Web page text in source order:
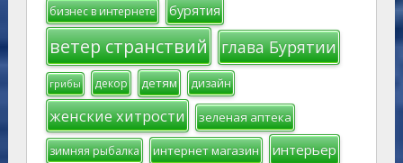
бизнес в интернете бурятия
ветер странствий глава Бурятии
грибы декор детям дизайн
женские хитрости зеленая аптека
зимняя рыбалка интернет магазин интерьер